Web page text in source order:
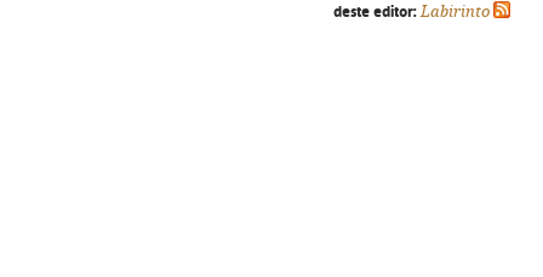
deste editor: Labirinto